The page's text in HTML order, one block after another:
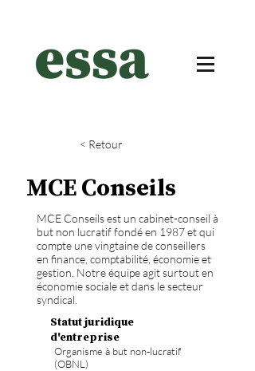
< Retour
MCE Conseils
MCE Conseils est un cabinet-conseil à
but non lucratif fondé en 1987 et qui
compte une vingtaine de conseillers
en finance, comptabilité, économie et
gestion. Notre équipe agit surtout en
économie sociale et dans le secteur
syndical.
Statut juridique
d'entreprise
Organisme à but non-lucratif
(OBNL)